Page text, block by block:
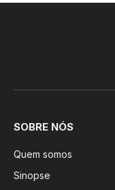
SOBRE NÓS
Quem somos
Sinopse